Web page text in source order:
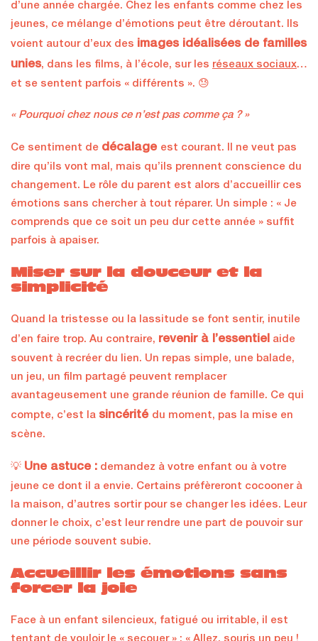
d’une année chargée. Chez les enfants comme chez les
jeunes, ce mélange d’émotions peut être déroutant. Ils
voient autour d’eux des images idéalisées de familles
unies, dans les films, à l’école, sur les réseaux sociaux…
et se sentent parfois « différents ». 😓
« Pourquoi chez nous ce n’est pas comme ça ? »
Ce sentiment de décalage est courant. Il ne veut pas
dire qu’ils vont mal, mais qu’ils prennent conscience du
changement. Le rôle du parent est alors d’accueillir ces
émotions sans chercher à tout réparer. Un simple : « Je
comprends que ce soit un peu dur cette année » suffit
parfois à apaiser.
Miser sur la douceur et la
simplicité
Quand la tristesse ou la lassitude se font sentir, inutile
d’en faire trop. Au contraire, revenir à l’essentiel aide
souvent à recréer du lien. Un repas simple, une balade,
un jeu, un film partagé peuvent remplacer
avantageusement une grande réunion de famille. Ce qui
compte, c’est la sincérité du moment, pas la mise en
scène.
💡 Une astuce : demandez à votre enfant ou à votre
jeune ce dont il a envie. Certains préfèreront cocooner à
la maison, d’autres sortir pour se changer les idées. Leur
donner le choix, c’est leur rendre une part de pouvoir sur
une période souvent subie.
Accueillir les émotions sans
forcer la joie
Face à un enfant silencieux, fatigué ou irritable, il est